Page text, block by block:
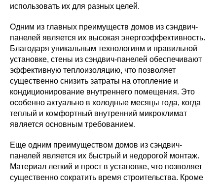
использовать их для разных целей.
Одним из главных преимуществ домов из сэндвич-
панелей является их высокая энергоэффективность.
Благодаря уникальным технологиям и правильной
установке, стены из сэндвич-панелей обеспечивают
эффективную теплоизоляцию, что позволяет
существенно снизить затраты на отопление и
кондиционирование внутреннего помещения. Это
особенно актуально в холодные месяцы года, когда
теплый и комфортный внутренний микроклимат
является основным требованием.
Еще одним преимуществом домов из сэндвич-
панелей является их быстрый и недорогой монтаж.
Материал легкий и прост в установке, что позволяет
существенно сократить время строительства. Кроме